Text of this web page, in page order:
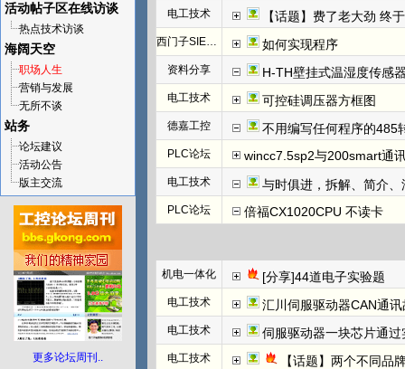
活动帖子区在线访谈
热点技术访谈
海阔天空
职场人生
营销与发展
无所不谈
站务
论坛建议
活动公告
版主交流
更多论坛周刊..
电工技术 【话题】费了老大劲 终于
西门子SIEMENS 如何实现程序
资料分享 H-TH壁挂式温湿度传感
电工技术 可控硅调压器方框图
德嘉工控 不用编写任何程序的485
PLC论坛 wincc7.5sp2与200smart通
电工技术 与时俱进，拆解、简介
PLC论坛 倍福CX1020CPU 不读卡
机电一体化 [分享]44道电子实验题
电工技术 汇川伺服驱动器CAN通讯
电工技术 伺服驱动器一块芯片通
电工技术 【话题】两个不同品